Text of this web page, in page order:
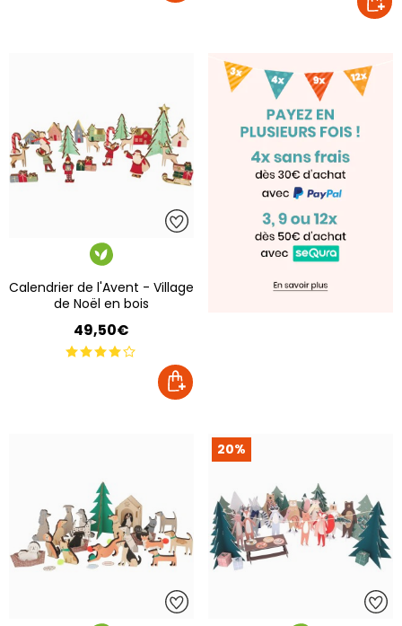
Calendrier de l'Avent - Village
de Noël en bois
49,50€
20%